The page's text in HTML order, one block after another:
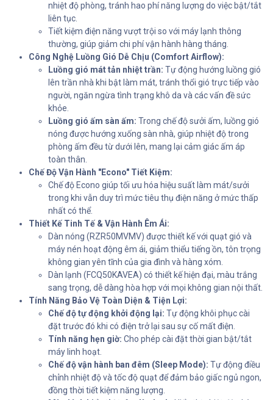
nhiệt độ phòng, tránh hao phí năng lượng do việc bật/tắt
liên tục.
Tiết kiệm điện năng vượt trội so với máy lạnh thông
thường, giúp giảm chi phí vận hành hàng tháng.
Công Nghệ Luồng Gió Dễ Chịu (Comfort Airflow):
Luồng gió mát tản nhiệt trần: Tự động hướng luồng gió
lên trần nhà khi bật làm mát, tránh thổi gió trực tiếp vào
người, ngăn ngừa tình trạng khô da và các vấn đề sức
khỏe.
Luồng gió ấm sàn ấm: Trong chế độ sưởi ấm, luồng gió
nóng được hướng xuống sàn nhà, giúp nhiệt độ trong
phòng ấm đều từ dưới lên, mang lại cảm giác ấm áp
toàn thân.
Chế Độ Vận Hành "Econo" Tiết Kiệm:
Chế độ Econo giúp tối ưu hóa hiệu suất làm mát/sưởi
trong khi vẫn duy trì mức tiêu thụ điện năng ở mức thấp
nhất có thể.
Thiết Kế Tinh Tế & Vận Hành Êm Ái:
Dàn nóng (RZR50MVMV) được thiết kế với quạt gió và
máy nén hoạt động êm ái, giảm thiểu tiếng ồn, tôn trọng
không gian yên tĩnh của gia đình và hàng xóm.
Dàn lạnh (FCQ50KAVEA) có thiết kế hiện đại, màu trắng
sang trọng, dễ dàng hòa hợp với mọi không gian nội thất.
Tính Năng Bảo Vệ Toàn Diện & Tiện Lợi:
Chế độ tự động khởi động lại: Tự động khôi phục cài
đặt trước đó khi có điện trở lại sau sự cố mất điện.
Tính năng hẹn giờ: Cho phép cài đặt thời gian bật/tắt
máy linh hoạt.
Chế độ vận hành ban đêm (Sleep Mode): Tự động điều
chỉnh nhiệt độ và tốc độ quạt để đảm bảo giấc ngủ ngon,
đồng thời tiết kiệm năng lượng.